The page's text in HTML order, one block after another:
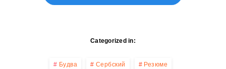
Categorized in:
Будва Сербский Резюме